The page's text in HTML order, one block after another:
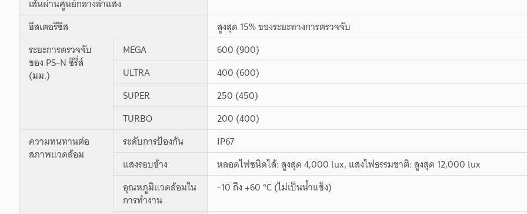
เส้นผ่านศูนย์กลางลำแสง
ฮีสเตอรีซีส
สูงสุด 15% ของระยะทางการตรวจจับ
ระยะการตรวจจับ
ของ PS-N ซีรี่ส์
(มม.)
MEGA
600 (900)
ULTRA
400 (600)
SUPER
250 (450)
TURBO
200 (400)
ความทนทานต่อ
สภาพแวดล้อม
ระดับการป้องกัน
IP67
แสงรอบข้าง
หลอดไฟชนิดไส้: สูงสุด 4,000 lux, แสงไฟธรรมชาติ: สูงสุด 12,000 lux
อุณหภูมิแวดล้อมใน
การทำงาน
-10 ถึง +60 °C (ไม่เป็นน้ำแข็ง)